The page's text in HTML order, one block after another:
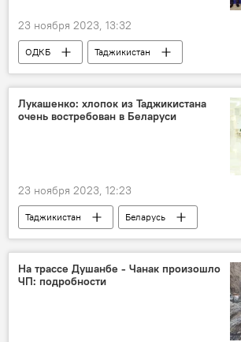
23 ноября 2023, 13:32
ОДКБ
Таджикистан
МИД Таджикистана
Совбез
Минобороны Таджикистана
Минск
Лукашенко: хлопок из Таджикистана
очень востребован в Беларуси
23 ноября 2023, 12:23
Таджикистан
Беларусь
Эмомали Рахмон
Александр Лукашенко
товарооборот
торговля
сотрудничество
На трассе Душанбе - Чанак произошло
ЧП: подробности